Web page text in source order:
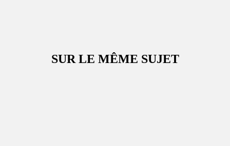
SUR LE MÊME SUJET